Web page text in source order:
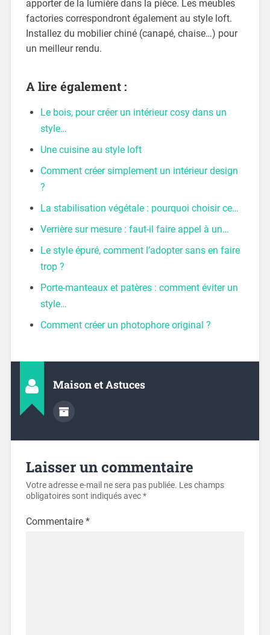
apporter de la lumière dans la pièce. Les meubles
factories correspondront également au style loft.
Installez du mobilier chiné (canapé, chaise…) pour
un meilleur rendu.
A lire également :
Le bois, pour créer un intérieur cosy dans un
style…
Une cuisine au style loft
Comment créer simplement un intérieur design
?
La stabilisation végétale : pourquoi choisir ce…
Verrière sur mesure : faut-il faire appel à un…
Le style épuré, comment l’adopter sans en faire
trop ?
Porte-manteaux et patères : comment éviter un
style…
Comment créer un photophore original ?
Maison et Astuces
Laisser un commentaire
Votre adresse e-mail ne sera pas publiée. Les champs
obligatoires sont indiqués avec*
Commentaire *